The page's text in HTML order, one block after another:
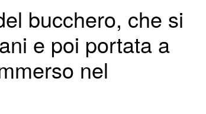
bucchero, che si
e poi portata a
nel